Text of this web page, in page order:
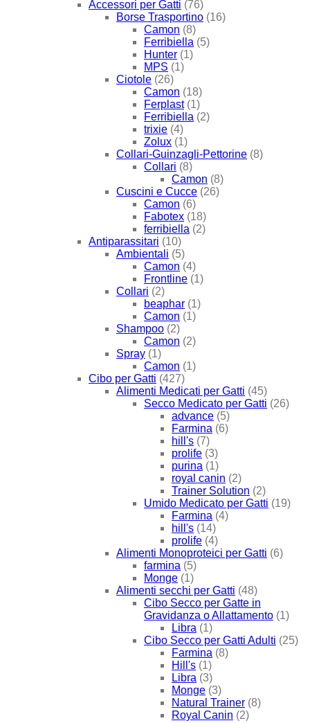
Accessori per Gatti (76)
Borse Trasportino (16)
Camon (8)
Ferribiella (5)
Hunter (1)
MPS (1)
Ciotole (26)
Camon (18)
Ferplast (1)
Ferribiella (2)
trixie (4)
Zolux (1)
Collari-Guinzagli-Pettorine (8)
Collari (8)
Camon (8)
Cuscini e Cucce (26)
Camon (6)
Fabotex (18)
ferribiella (2)
Antiparassitari (10)
Ambientali (5)
Camon (4)
Frontline (1)
Collari (2)
beaphar (1)
Camon (1)
Shampoo (2)
Camon (2)
Spray (1)
Camon (1)
Cibo per Gatti (427)
Alimenti Medicati per Gatti (45)
Secco Medicato per Gatti (26)
advance (5)
Farmina (6)
hill's (7)
prolife (3)
purina (1)
royal canin (2)
Trainer Solution (2)
Umido Medicato per Gatti (19)
Farmina (4)
hill's (14)
prolife (4)
Alimenti Monoproteici per Gatti (6)
farmina (5)
Monge (1)
Alimenti secchi per Gatti (48)
Cibo Secco per Gatte in
Gravidanza o Allattamento (1)
Libra (1)
Cibo Secco per Gatti Adulti (25)
Farmina (8)
Hill's (1)
Libra (3)
Monge (3)
Natural Trainer (8)
Royal Canin (2)